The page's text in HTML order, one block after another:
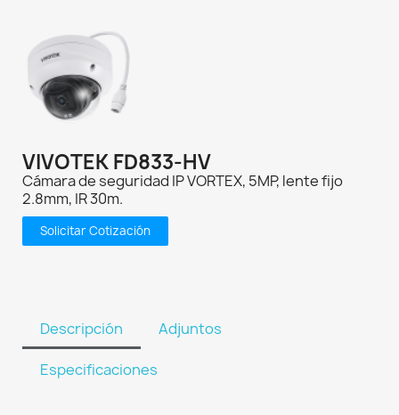
VIVOTEK FD833-HV
Cámara de seguridad IP VORTEX, 5MP, lente fijo
2.8mm, IR 30m.
Solicitar Cotización
Descripción Adjuntos
Especificaciones